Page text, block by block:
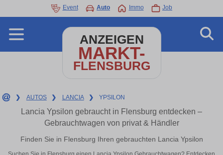
Event Auto Immo Job
ANZEIGEN
MARKT-
FLENSBURG
❯ AUTOS ❯ LANCIA ❯ YPSILON
Lancia Ypsilon gebraucht in Flensburg entdecken –
Gebrauchtwagen von privat & Händler
Finden Sie in Flensburg Ihren gebrauchten Lancia Ypsilon